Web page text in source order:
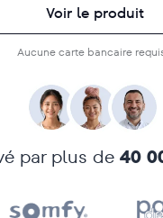
Voir le produit
Aucune carte bancaire
par plus de 40